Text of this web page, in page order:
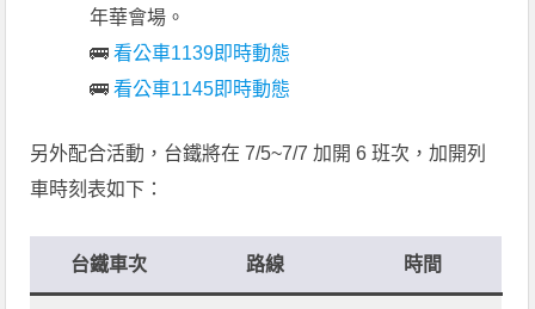
年華會場。
🚌看公車1139即時動態
🚌看公車1145即時動態
另外配合活動，台鐵將在 7/5~7/7 加開 6 班次，加開列
車時刻表如下：
台鐵車次 路線 時間